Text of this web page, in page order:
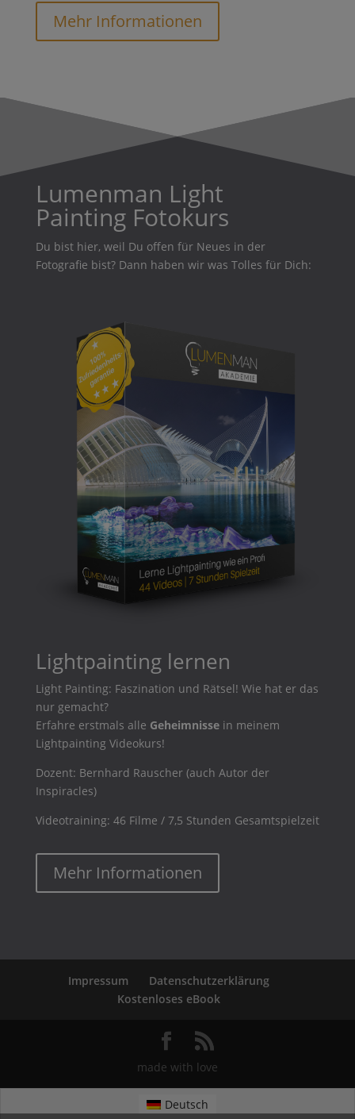
Mehr Informationen
Lumenman Light
Painting Fotokurs
Du bist hier, weil Du offen für Neues in der
Fotografie bist? Dann haben wir was Tolles für Dich:
Lightpainting lernen
Light Painting: Faszination und Rätsel! Wie hat er das
nur gemacht?
Erfahre erstmals alle Geheimnissein meinem
Lightpainting Videokurs!
Dozent: Bernhard Rauscher (auch Autor der
Inspiracles)
Videotraining: 46 Filme / 7,5 Stunden Gesamtspielzeit
Mehr Informationen
Impressum
Datenschutzerklärung
Kostenloses eBook
made with love
Deutsch